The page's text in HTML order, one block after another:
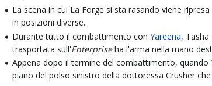
La scena in cui La Forge si sta rasando viene
in posizioni diverse.
Durante tutto il combattimento conYareena,
trasportata sull'Enterpriseha l'arma nella mano
Appena dopo il termine del combattimento, quando
piano del polso sinistro della dottoressa Crusher